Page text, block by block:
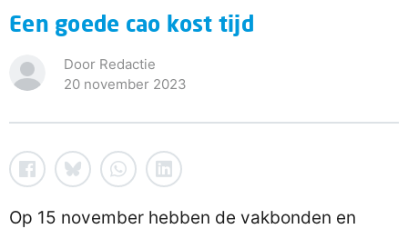
Een goede cao kost tijd
Door Redactie
20 november 2023
Op 15 november hebben de vakbonden en